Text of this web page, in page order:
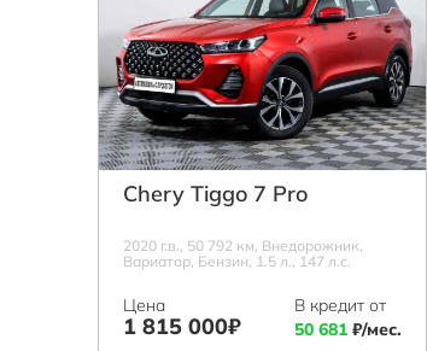
Chery Tiggo 7 Pro
2020 г.в., 50 792 км, Внедорожник,
Вариатор, Бензин, 1.5 л., 147 л.с.
Цена
1 815 000₽
В кредит от
50 681 ₽/мес.